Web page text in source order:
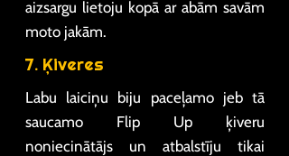
aizsargu lietoju kopā ar abām savām
moto jakām.
7. Ķiveres
Labu laiciņu biju paceļamo jeb tā
saucamo Flip Up ķiveru
noniecinātājs un atbalstīju tikai